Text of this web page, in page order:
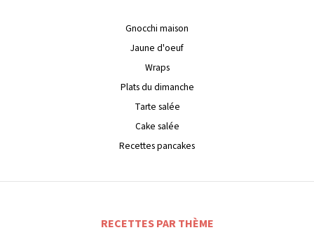
Gnocchi maison
Jaune d'oeuf
Wraps
Plats du dimanche
Tarte salée
Cake salée
Recettes pancakes
RECETTES PAR THÈME